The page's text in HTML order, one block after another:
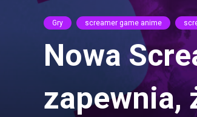
Gry screamer game anime
Nowa
zapewnia,